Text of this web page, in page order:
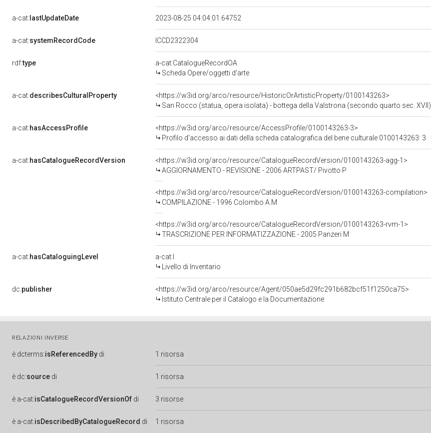
a-cat: lastUpdateDate 2023-08-25 04:04:01.64752
a-cat:systemRecordCode ICCD2322304
rdf:type
a-cat:CatalogueRecordOA
Scheda Opere/oggetti d'arte
a-cat:describesCulturalProperty
<https://w3id.org/arco/resource/HistoricOrArtisticProperty/0100143263>
San Rocco (statua, opera isolata) - bottega della Valstrona (secondo quarto sec. XVII)
a-cat:hasAccessProfile
<https://w3id.org/arco/resource/AccessProfile/0100143263-3>
Profilo d'accesso ai dati della scheda catalografica del bene culturale 0100143263: 3
a-cat:hasCatalogueRecordVersion
<https://w3id.org/arco/resource/CatalogueRecordVersion/0100143263-agg-1>
AGGIORNAMENTO - REVISIONE - 2006 ARTPAST/ Pivotto P
<https://w3id.org/arco/resource/CatalogueRecordVersion/0100143263-compilation>
COMPILAZIONE - 1996 Colombo A.M
<https://w3id.org/arco/resource/CatalogueRecordVersion/0100143263-rvm-1>
TRASCRIZIONE PER INFORMATIZZAZIONE - 2005 Panzeri M
a-cat:hasCataloguingLevel
a-cat:I
Livello di Inventario
dc:publisher
<https://w3id.org/arco/resource/Agent/050ae5d29fc291b682bcf51f1250ca75>
Istituto Centrale per il Catalogo e la Documentazione
RELAZIONI INVERSE
è dcterms:isReferencedBy di 1 risorsa
è dc:source di 1 risorsa
è a-cat:isCatalogueRecordVersionOf di 3 risorse
è a-cat:isDescribedByCatalogueRecord di 1 risorsa